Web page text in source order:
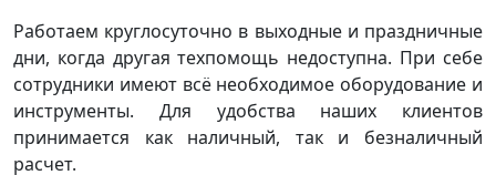
Работаем круглосуточно в выходные и праздничные
дни, когда другая техпомощь недоступна. При себе
сотрудники имеют всё необходимое оборудование и
инструменты. Для удобства наших клиентов
принимается как наличный, так и безналичный
расчет.